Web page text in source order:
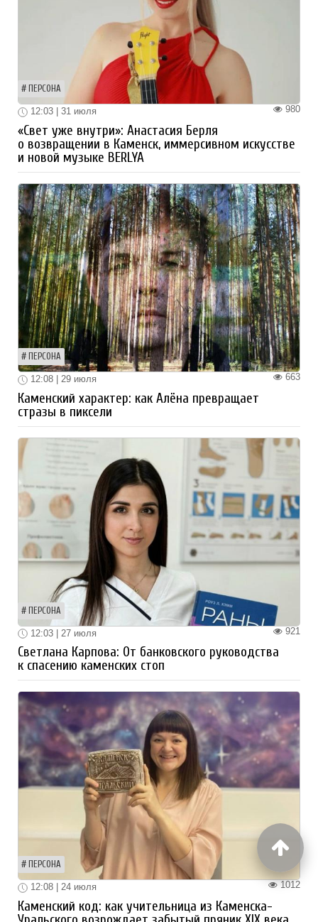
ПЕРСОНА
980
12:03 | 31 июля
«Свет уже внутри»: Анастасия Берля
о возвращении в Каменск, иммерсивном искусстве
и новой музыке BERLYA
ПЕРСОНА
663
12:08 | 29 июля
Каменский характер: как Алёна превращает
стразы в пиксели
ПЕРСОНА
921
12:03 | 27 июля
Светлана Карпова: От банковского руководства
к спасению каменских стоп
ПЕРСОНА
1012
12:08 | 24 июля
Каменский код: как учительница из Каменска-